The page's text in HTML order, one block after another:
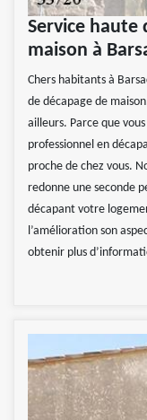
Service haute
maison à
Chers habitants à
de décapage de
ailleurs. Parce que
professionnel en
proche de chez vous.
redonne une seconde
décapant votre
l’amélioration son
obtenir plus